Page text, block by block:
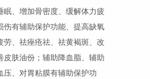
眠、增加骨密度、缓解体力疲
伤有辅助保护功能、提高缺氧
劳、祛痤疮祛、祛黄褐斑、改
皮肤油份；辅助降血脂、辅助
压、对胃粘膜有辅助保护功